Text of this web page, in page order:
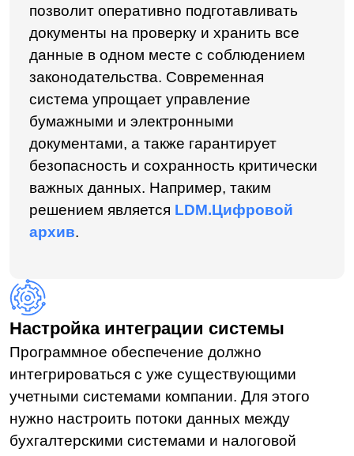
Заключение
Налоговая витрина — это информационная
система, которая необходима для вступления
в налоговый мониторинг. С ее помощью
подготовка и предоставление данных для
Налоговая витрина интегрируется с системой
учета компании, выгружает нужную
информацию, структурирует
ее и предоставляет налоговой уже
в расшифрованном виде.
компании для сотрудников и ФНС,
автоматическое формирование налоговых
регистров, сокращение рисков, штрафов
и пеней.
Чтобы данные поступали в налоговую витрину
корректно, необходимо создать единый
электронный архив. Также следует
интегрировать инструмент с учетной
системой компании и обучить сотрудников
работе с ним.